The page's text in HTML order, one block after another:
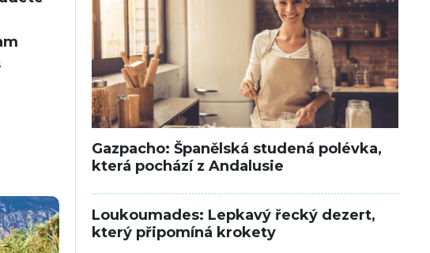
Gazpacho: Španělská studená polévka,
která pochází z Andalusie
Loukoumades: Lepkavý řecký dezert,
který připomíná krokety